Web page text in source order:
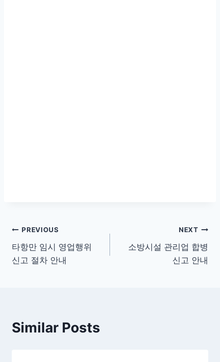
글
탐
PREVIOUS
타항만 임시 영업행위
신고 절차 안내
NEXT
소방시설 관리업 합병
신고 안내
Similar Posts